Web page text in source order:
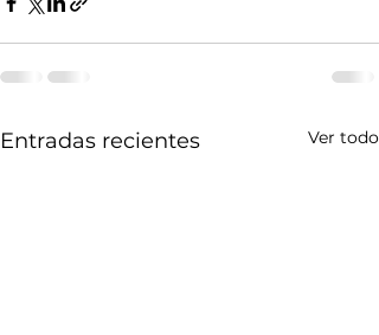
Entradas recientes Ver todo